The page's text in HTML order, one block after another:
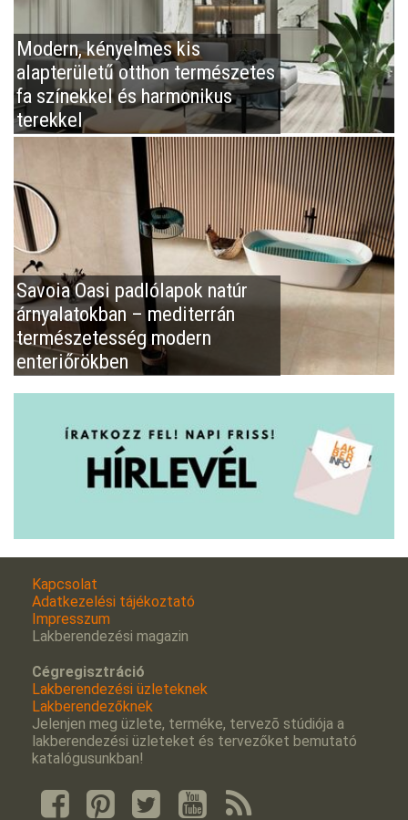
Modern, kényelmes kis
alapterületű otthon természetes
fa színekkel és harmonikus
terekkel
Savoia Oasi padlólapok natúr
árnyalatokban – mediterrán
természetesség modern
enteriőrökben
Kapcsolat
Adatkezelési tájékoztató
Impresszum
Lakberendezési magazin
Cégregisztráció
Lakberendezési üzleteknek
Lakberendezőknek
Jelenjen meg üzlete, terméke, tervezõ stúdiója a
lakberendezési üzleteket és tervezőket bemutató
katalógusunkban!